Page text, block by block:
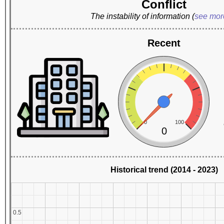
Conflict
The instability of information (see
Recent
0 100
0
Historical trend (2014 - 2023)
0.5
0.5